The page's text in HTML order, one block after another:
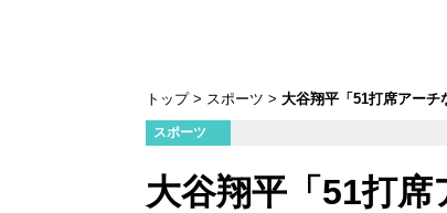
トップ スポーツ 大谷翔平「51打席アー
スポーツ
大谷翔平「51打